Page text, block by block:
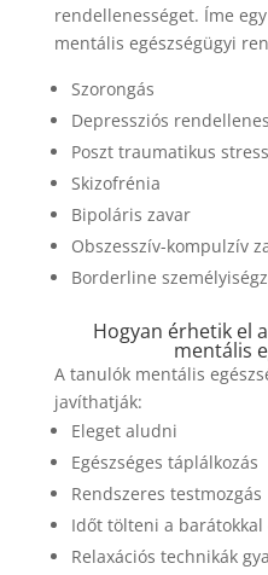
rendellenességet. Íme
mentális egészségügyi
Szorongás
Depressziós
Poszt traumatikus
Skizofrénia
Bipoláris zavar
Obszesszív-kompulzív
Borderline
Hogyan érhetik el
mentális
A tanulók mentális
javíthatják:
Eleget aludni
Egészséges táplálkozás
Rendszeres testmozgás
Időt tölteni a barátokkal
Relaxációs technikák